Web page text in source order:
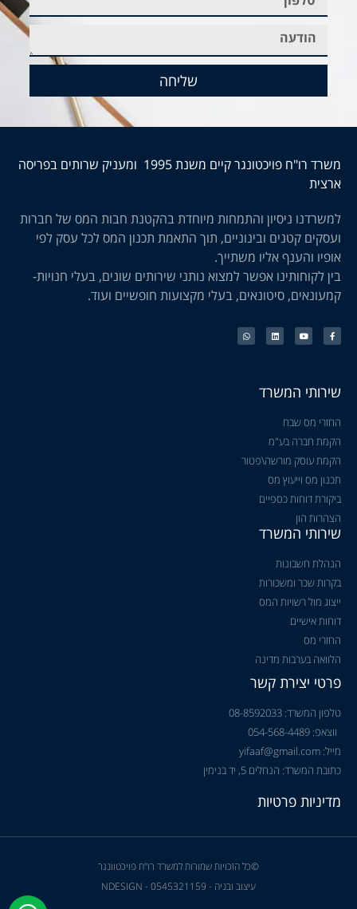
שליחה
משרד רו"ח פויכטונגר קיים משנת 1995 ומעניק שרותים בפריסה
ארצית
למשרדנו ניסיון והתמחות מיוחדת בהקטנת חבות המס של חברות
ועסקים קטנים ובינוניים, תוך התאמת תכנון המס לכל עסק לפי
אופיו והענף אליו משתייך.
בין לקוחותינו אפשר למצוא נותני שירותים שונים, בעלי חנויות-
קמעונאים, סיטונאים, בעלי מקצועות חופשיים ועוד.
שירותי המשרד
החזרי מס שבח
הקמת חברה בע"מ
הקמת עוסק מורשה\פטור
תכנון מס וייעוץ מס
ביקורת דוחות כספיים
הצהרות הון
שירותי המשרד
הנהלת חשבונות
בקרות שכר ומשכורות
ייצוג מול רשויות המס
דוחות אישיים
החזרי מס
הלוואה בערבות מדינה
פרטי יצירת קשר
טלפון המשרד: 08-8592033
ווצאפ: 054-568-4489
מייל: yifaaf@gmail.com
כתובת המשרד: הנחלים 5, יד בנימין
מדיניות פרטיות
©כל הזכויות שמורות למשרד רו"ח פויכטוונגר
עיצוב ובניה - NDESIGN - 0545321159